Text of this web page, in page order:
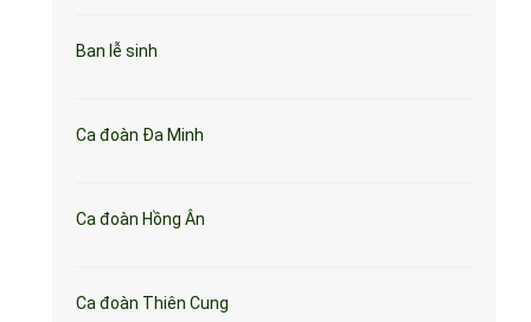
Ban lễ sinh
Ca đoàn Đa Minh
Ca đoàn Hồng Ân
Ca đoàn Thiên Cung